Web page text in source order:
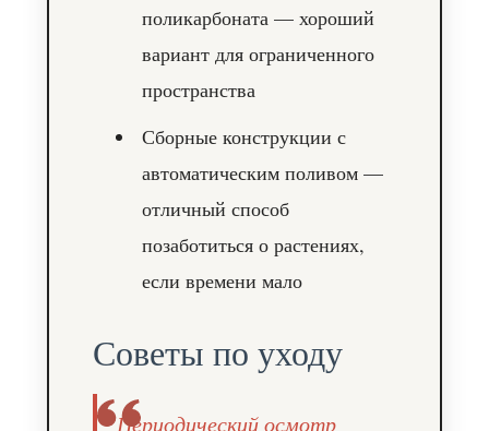
поликарбоната — хороший
вариант для ограниченного
пространства
Сборные конструкции с
автоматическим поливом —
отличный способ
позаботиться о растениях,
если времени мало
Советы по уходу
Периодический осмотр